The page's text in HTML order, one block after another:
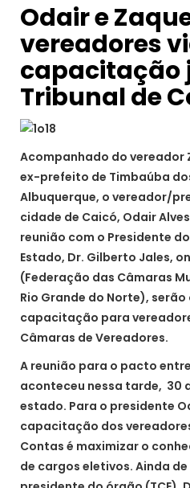
Odair e
vereadores
capacitação
Tribunal de
Acompanhado do vereador
ex-prefeito de Timbaúba
Albuquerque, o vereador/
cidade de Caicó, Odair
reunião com o Presidente
Estado, Dr. Gilberto Jales,
(Federação das Câmaras
Rio Grande do Norte),
capacitação para
Câmaras de Vereadores.
A reunião para o pacto entre
aconteceu nessa tarde, 30
estado. Para o presidente
capacitação dos
Contas é maximizar o
de cargos eletivos. Ainda